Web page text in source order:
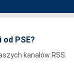
PSE?
kanałów RSS.